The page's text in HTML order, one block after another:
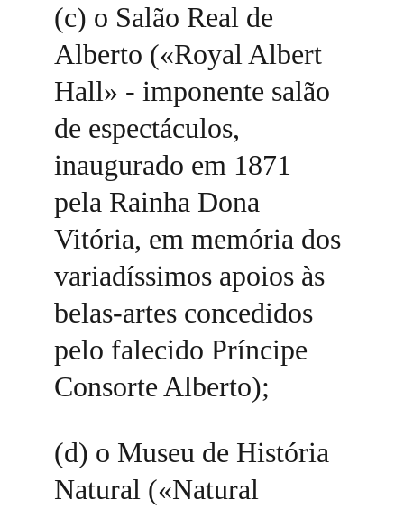
(c) o Salão Real de
Alberto («Royal Albert
Hall» - imponente salão
de espectáculos,
inaugurado em 1871
pela Rainha Dona
Vitória, em memória dos
variadíssimos apoios às
belas-artes concedidos
pelo falecido Príncipe
Consorte Alberto);
(d) o Museu de História
Natural («Natural